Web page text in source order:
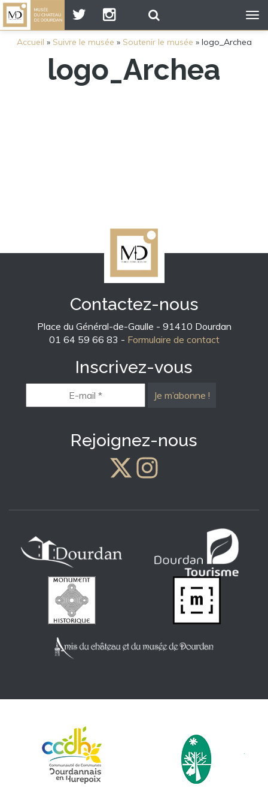
Accueil » Suivre le musée » Soutenir le musée » logo_Archea
logo_Archea
Contactez-nous
Place du Général-de-Gaulle - 91410 Dourdan
01 64 59 66 83 - Formulaire de contact
Inscrivez-vous
mail
*
Rejoignez-nous